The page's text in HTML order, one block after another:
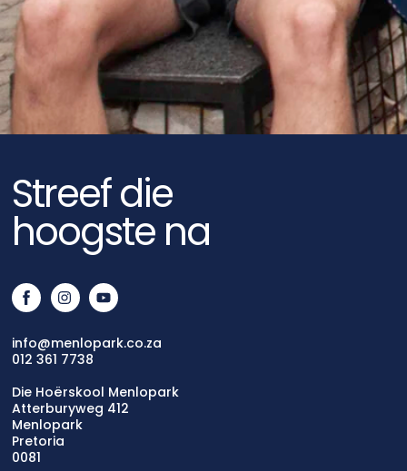
Streef die
hoogste na
info@menlopark.co.za
012 361 7738
Die Hoërskool Menlopark
Atterburyweg 412
Menlopark
Pretoria
0081